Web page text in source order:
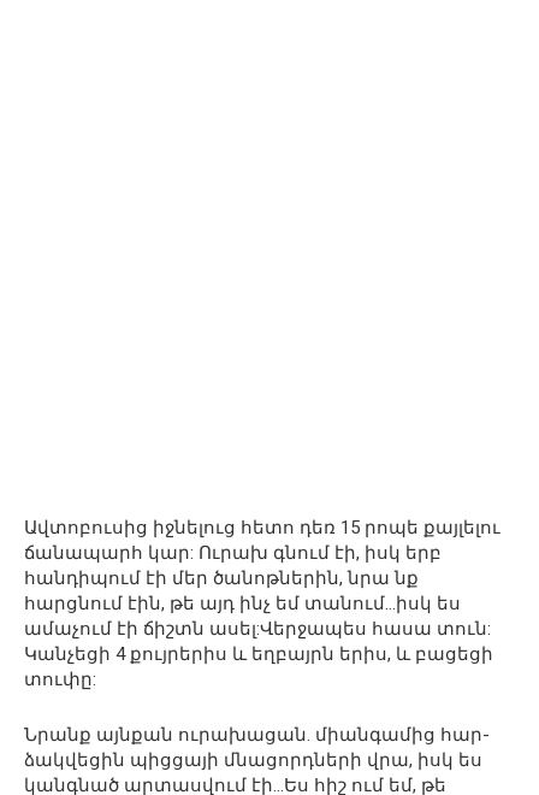
Ավտոբուսից իջնելուց հետո դեռ 15 րոպե քայլելու
ճանապարհ կար: Ուրախ գնում էի, իսկ երբ
հանդիպում էի մեր ծանոթներին, նրա նք
հարցնում էին, թե այդ ինչ եմ տանում…իսկ ես
ամաչում էի ճիշտն ասել:Վերջապես հասա տուն:
Կանչեցի 4 քույրերիս և եղբայրն երիս, և բացեցի
տուփը:
Նրանք այնքան ուրախացան. միանգամից հար-
ձակվեցին պիցցայի մնացորդների վրա, իսկ ես
կանգնած արտասվում էի…Ես հիշ ում եմ, թե